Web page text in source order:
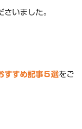
いました。
すすめ記事５選をご